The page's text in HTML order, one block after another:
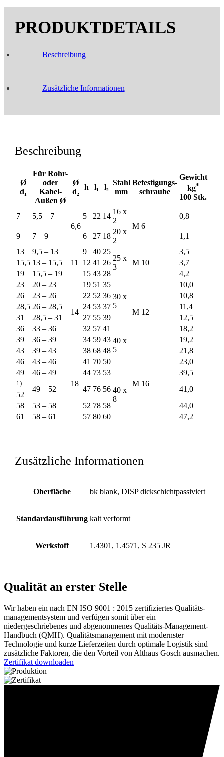
Beschreibung
Zusätzliche Informationen
Beschreibung
Ø
d₁
Für Rohr-
oder
Kabel-
Außen Ø
Ø
d₂
h l₁ l₂
Stahl
mm
Befestigungs-
schraube
Gewicht
kg*
100 Stk.
7
5,5 – 7
6,6
5 22 14
16 x
2
M 6
0,8
9 7 – 9 6 27 18
20 x
2
1,1
13
9,5 – 13
11
9 40 25
25 x
3
M 10
3,5
15,5 13 – 15,5 12 41 26
3,7
19
15,5 – 19 15 43 28
4,2
23
20 – 23
14
19 51 35
30 x
5
M 12
10,0
26
23 – 26 22 52 36
10,8
28,5 26 – 28,5 24 53 37
11,4
31
28,5 – 31 27 55 39
12,5
36
33 – 36 32 57 41
40 x
5
18,2
39
36 – 39 34 59 43
19,2
43
39 – 43
18
38 68 48
M 16
21,8
46
43 – 46 41 70 50
23,0
49
46 – 49 44 73 53
40 x
8
39,5
1)
52
49 – 52 47 76 56
41,0
58
53 – 58 52 78 58
44,0
61
58 – 61 57 80 60 47,2
Zusätzliche Informationen
Oberfläche bk blank, DISP dickschichtpassiviert
Standardausführung kalt verformt
Werkstoff 1.4301, 1.4571, S 235 JR
Qualität an erster Stelle
Wir haben ein nach EN ISO 9001 : 2015 zertifiziertes Qualitäts­
managementsystem und verfügen somit über ein
niedergeschriebenes und abgenommenes Qualitäts-Management-
Handbuch (QMH). Qualitätsmanagement mit modernster
Technologie und kurze Lieferzeiten durch optimale Logistik sind
zusätzliche Faktoren, die den Vorteil von Althaus Gosch ausmachen.
Zertifikat downloaden